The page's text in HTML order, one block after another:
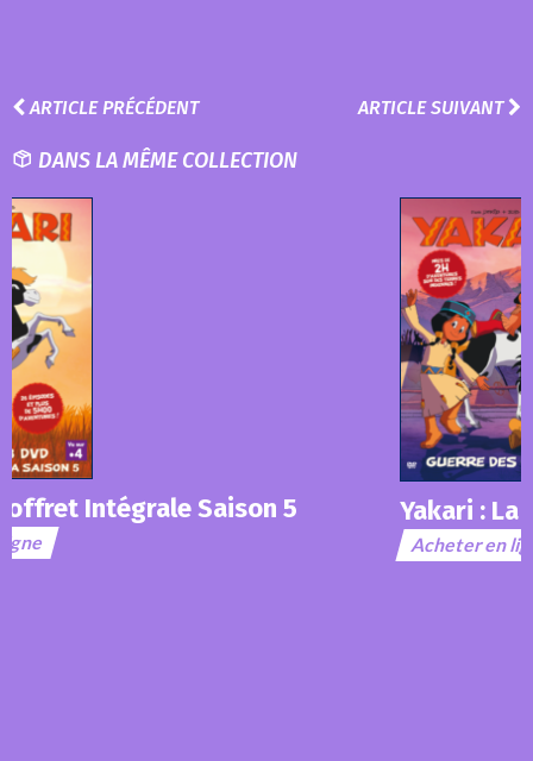
ARTICLE PRÉCÉDENT ARTICLE SUIVANT
DANS LA MÊME COLLECTION
Yakari : La Guerre des Chefs